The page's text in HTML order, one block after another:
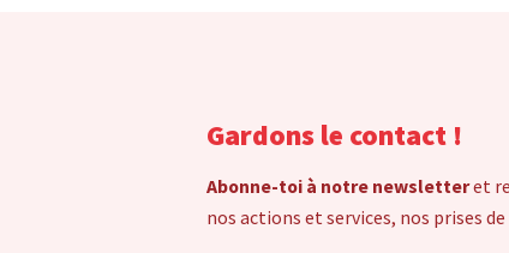
Gardons le contact !
Abonne-toi à notre newsletteret
nos actions et services, nos prises